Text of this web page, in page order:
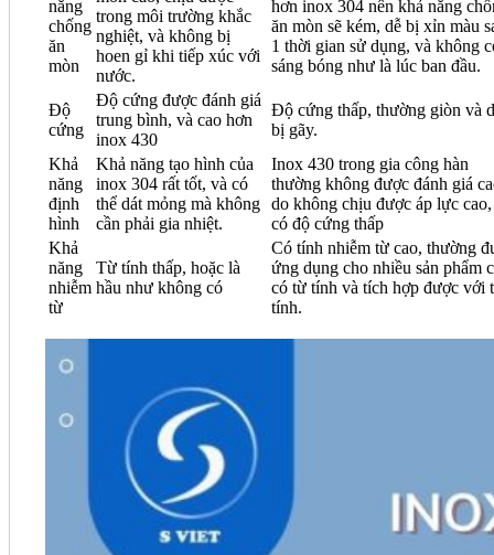
năng
chống
ăn
mòn
trong môi trường khắc
nghiệt, và không bị
hoen gỉ khi tiếp xúc với
nước.
hơn inox 304 nên khả năng
ăn mòn sẽ kém, dễ bị xỉn màu
1 thời gian sử dụng, và không
sáng bóng như là lúc ban đầu.
Độ
cứng
Độ cứng được đánh giá
trung bình, và cao hơn
inox 430
Độ cứng thấp, thường giòn và
bị gãy.
Khả
năng
định
hình
Khả năng tạo hình của
inox 304 rất tốt, và có
thể dát mỏng mà không
cần phải gia nhiệt.
Inox 430 trong gia công hàn
thường không được đánh giá
do không chịu được áp lực
có độ cứng thấp
Khả
năng
nhiễm
từ
Từ tính thấp, hoặc là
hầu như không có
Có tính nhiễm từ cao, thường
ứng dụng cho nhiều sản phẩm
có từ tính và tích hợp được với
tính.